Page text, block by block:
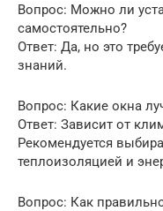
Вопрос: Можно ли
самостоятельно?
Ответ: Да, но это
знаний.
Вопрос: Какие окна
Ответ: Зависит от
Рекомендуется
теплоизоляцией и
Вопрос: Как